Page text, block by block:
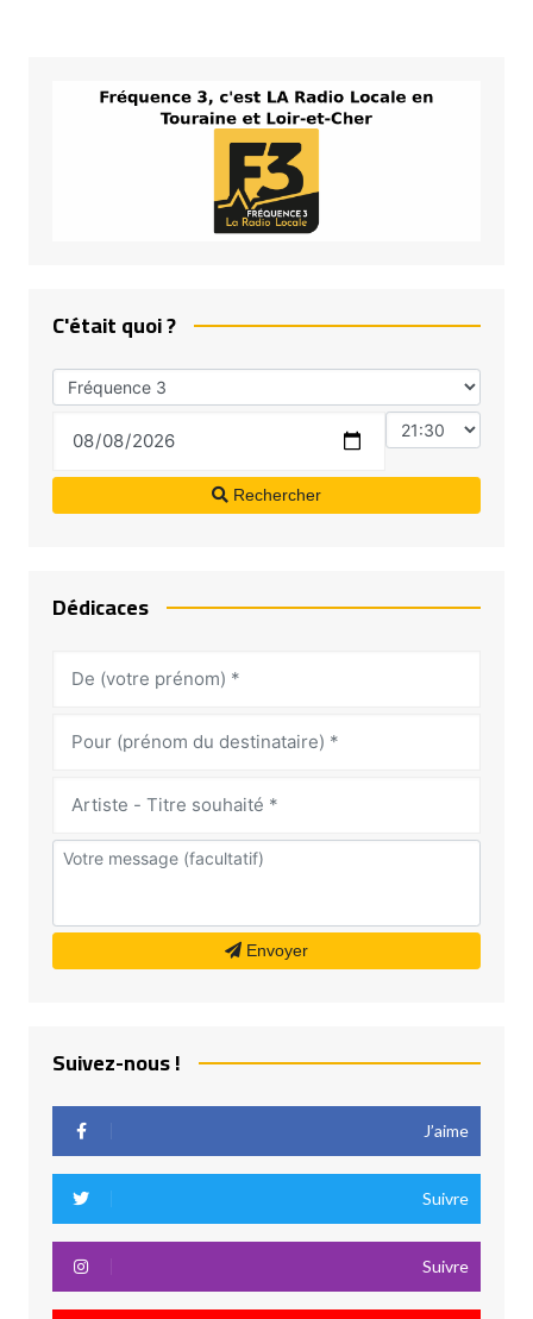
C'était quoi ?
Rechercher
Dédicaces
Envoyer
Suivez-nous !
J’aime
Suivre
Suivre